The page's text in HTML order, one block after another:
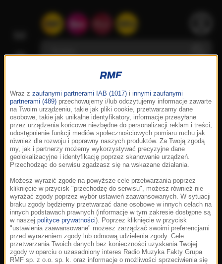
Wraz z zaufanymi partnerami IAB (1017) i innymi zaufanymi
partnerami (489) przechowujemy i/lub odczytujemy informacje zawarte
na Twoim urządzeniu, takie jak pliki cookie, przetwarzamy dane
osobowe, takie jak unikalne identyfikatory, informacje przesyłane
przez urządzenia końcowe niezbędne do personalizacji reklam i treści,
udostępnienie funkcji mediów społecznościowych pomiaru ruchu jak
również dla rozwoju i poprawny naszych produktów. Za Twoją zgodą
my, jak i partnerzy możemy wykorzystywać precyzyjne dane
geolokalizacyjne i identyfikację poprzez skanowanie urządzeń.
Przechodząc do serwisu zgadzasz się na wskazane działania.
Możesz wyrazić zgodę na powyższe cele przetwarzania poprzez
kliknięcie w przycisk "przechodzę do serwisu", możesz również nie
wyrażać zgody poprzez wybór ustawień zaawansowanych. W sytuacji
braku zgody będziemy przetwarzać dane osobowe w innych celach na
innych podstawach prawnych (informacje w tym zakresie dostępne są
w naszej polityce prywatności). Poprzez kliknięcie w przycisk
"ustawienia zaawansowane" możesz zarządzać swoimi preferencjami
przed wyrażeniem zgody lub odmową udzielenia zgody. Cele
przetwarzania Twoich danych bez konieczności uzyskania Twojej
zgody w oparciu o uzasadniony interes Radio Muzyka Fakty Grupa
RMF sp. z o.o. sp. k. oraz informacje o możliwości sprzeciwienia się